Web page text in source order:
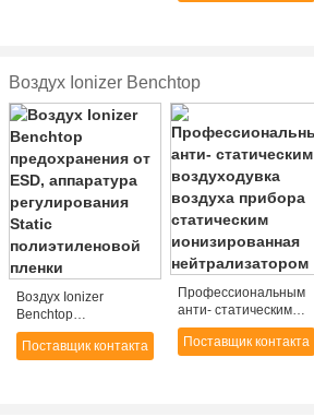
Воздух Ionizer Benchtop
Воздух Ionizer
Benchtop
предохранения от
ESD, аппаратура
Поставщик контакта
Профессиональным
анти- статическим
воздуходувка воздуха
прибора статическим
Поставщик контакта